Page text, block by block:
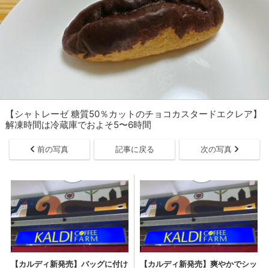
【シャトレーゼ 糖質50％カットのチョコカスタードエクレア】
解凍時間は冷蔵庫でおよそ5〜6時間
前の写真 記事に戻る 次の写真